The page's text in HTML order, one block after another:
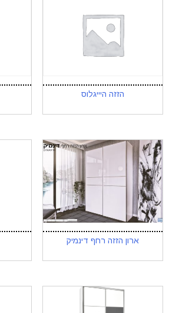
הזזה היייגלוס
ארון הזזה רחף דינמיק